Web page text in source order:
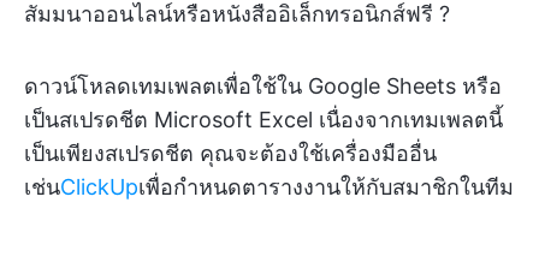
สัมมนาออนไลน์หรือหนังสืออิเล็กทรอนิกส์ฟรี ?
ดาวน์โหลดเทมเพลตเพื่อใช้ใน Google Sheets หรือ
เป็นสเปรดชีต Microsoft Excel เนื่องจากเทมเพลตนี้
เป็นเพียงสเปรดชีต คุณจะต้องใช้เครื่องมืออื่น
เช่นClickUpเพื่อกำหนดตารางงานให้กับสมาชิกในทีม